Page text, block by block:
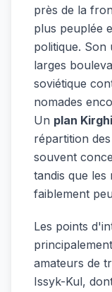
près de la
plus peuplée
politique. Son
larges
soviétique
nomades
Un plan
répartition
souvent
tandis que les
faiblement
Les points
amateurs de
Issyk-Kul,